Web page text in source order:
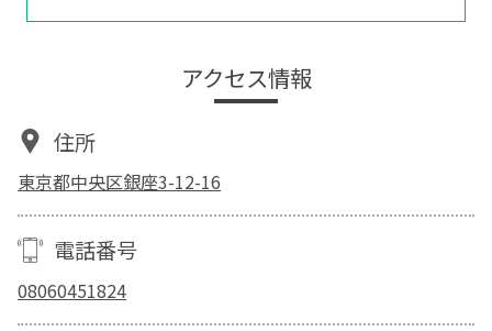
アクセス情報
住所
東京都中央区銀座3-12-16
電話番号
08060451824